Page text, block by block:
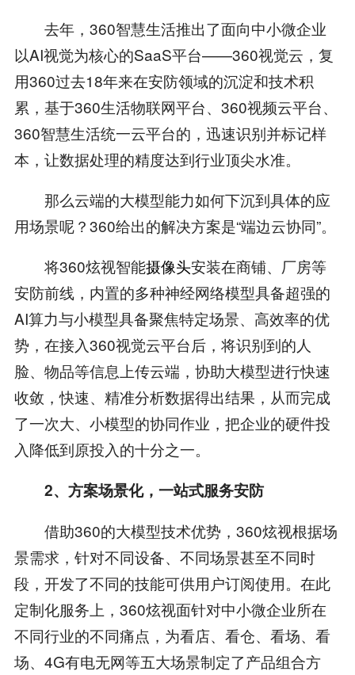
去年，360智慧生活推出了面向中小微企业
以AI视觉为核心的SaaS平台——360视觉云，复
用360过去18年来在安防领域的沉淀和技术积
累，基于360生活物联网平台、360视频云平台、
360智慧生活统一云平台的，迅速识别并标记样
本，让数据处理的精度达到行业顶尖水准。
那么云端的大模型能力如何下沉到具体的应
用场景呢？360给出的解决方案是“端边云协同”。
将360炫视智能摄像头安装在商铺、厂房等
安防前线，内置的多种神经网络模型具备超强的
AI算力与小模型具备聚焦特定场景、高效率的优
势，在接入360视觉云平台后，将识别到的人
脸、物品等信息上传云端，协助大模型进行快速
收敛，快速、精准分析数据得出结果，从而完成
了一次大、小模型的协同作业，把企业的硬件投
入降低到原投入的十分之一。
2、 方案场景化，一站式服务安防
借助360的大模型技术优势，360炫视根据场
景需求，针对不同设备、不同场景甚至不同时
段，开发了不同的技能可供用户订阅使用。在此
定制化服务上，360炫视面针对中小微企业所在
不同行业的不同痛点，为看店、看仓、看场、看
场、4G有电无网等五大场景制定了产品组合方